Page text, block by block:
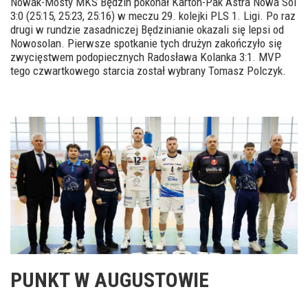
3:0 (25:15, 25:23, 25:16) w meczu 29. kolejki PLS 1. Ligi. Po raz
drugi w rundzie zasadniczej Będzinianie okazali się lepsi od
Nowosolan. Pierwsze spotkanie tych drużyn zakończyło się
zwycięstwem podopiecznych Radosława Kolanka 3:1. MVP
tego czwartkowego starcia został wybrany Tomasz Polczyk.
PUNKT W AUGUSTOWIE